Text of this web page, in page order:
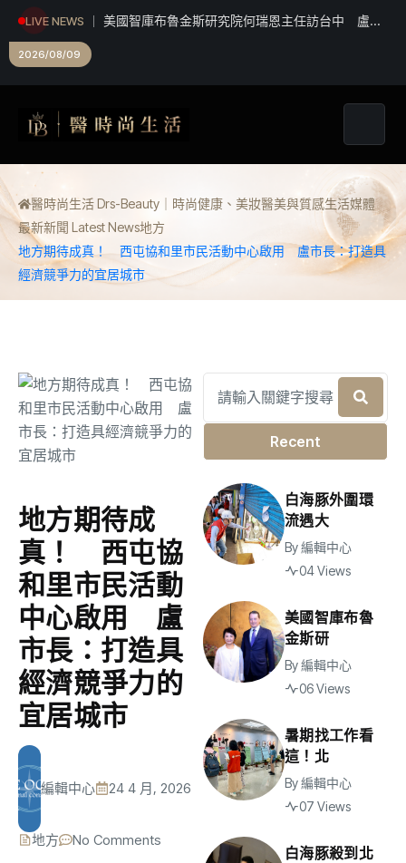
LIVE NEWS
長盼深化台美夥伴關係
暑期找工作看這！北市8/11起連4天徵才 逾580職
2026/08/09
醫時尚生活 Drs-Beauty｜時尚健康、美妝醫美與質感生活媒體
最新新聞 Latest News地方
地方期待成真！ 西屯協和里市民活動中心啟用 盧市長：打造具
經濟競爭力的宜居城市
地方期待成
真！ 西屯協
和里市民活動
中心啟用 盧
市長：打造具
經濟競爭力的
宜居城市
編輯中心 24 4 月, 2026
地方 No Comments
Recent
白海豚外圍環
流遇大
By編輯中心
04 Views
美國智庫布魯
金斯研
By編輯中心
06 Views
暑期找工作看
這！北
By編輯中心
07 Views
白海豚殺到北